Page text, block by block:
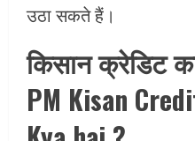
उठा सकते हैं।
किसान क्रेडिट
PM Kisan